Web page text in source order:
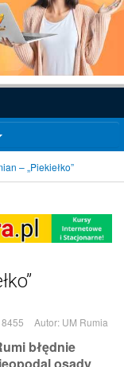
– „Piekiełko”
Autor: UM Rumia
błędnie
osady